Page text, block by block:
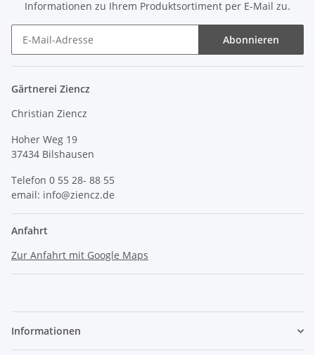
Informationen zu Ihrem Produktsortiment per E-Mail zu.
Abonnieren
Gärtnerei Ziencz
Christian Ziencz
Hoher Weg 19
37434 Bilshausen
Telefon 0 55 28- 88 55
email: info@ziencz.de
Anfahrt
Zur Anfahrt mit Google Maps
Informationen